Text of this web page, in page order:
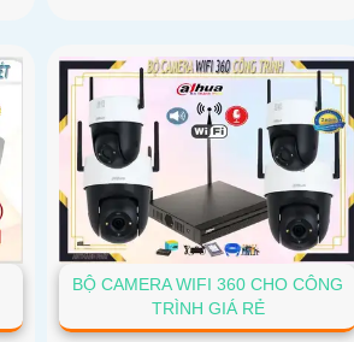
BỘ CAMERA WIFI 360 CHO CÔNG
TRÌNH GIÁ RẺ